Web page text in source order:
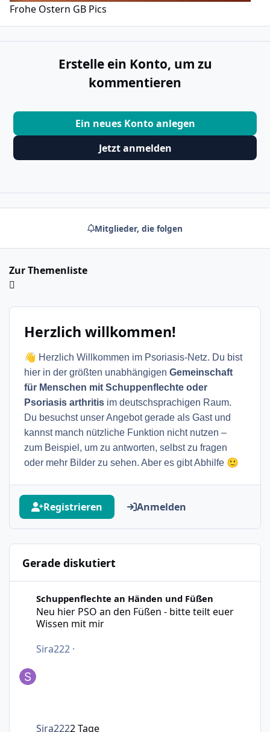
Frohe Ostern GB Pics
Erstelle ein Konto, um zu
kommentieren
Ein neues Konto anlegen
Jetzt anmelden
Mitglieder, die folgen
Zur Themenliste
Herzlich willkommen!
👋 Herzlich Willkommen im Psoriasis-Netz. Du bist
hier in der größten unabhängigen Gemeinschaft
für Menschen mit Schuppenflechte oder
Psoriasis arthritis im deutschsprachigen Raum.
Du besuchst unser Angebot gerade als Gast und
kannst manch nützliche Funktion nicht nutzen –
zum Beispiel, um zu antworten, selbst zu fragen
oder mehr Bilder zu sehen. Aber es gibt Abhilfe 🙂
Registrieren Anmelden
Gerade diskutiert
Schuppenflechte an Händen und Füßen
Neu hier PSO an den Füßen - bitte teilt euer
Wissen mit mir
Sira222 ·
Sira2222 Tage